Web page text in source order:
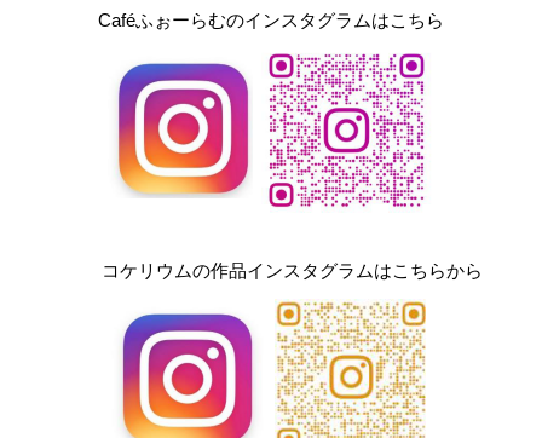
Caféふぉーらむのインスタグラムはこちら
コケリウムの作品インスタグラムはこちらから